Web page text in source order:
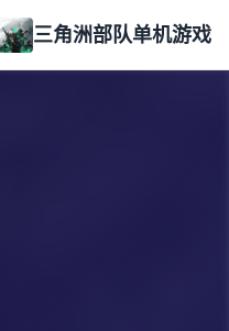
三角洲部队单机游戏